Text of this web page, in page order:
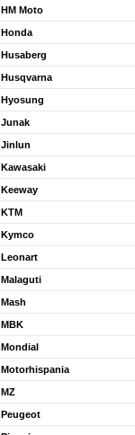
HM Moto
Honda
Husaberg
Husqvarna
Hyosung
Junak
Jinlun
Kawasaki
Keeway
KTM
Kymco
Leonart
Malaguti
Mash
MBK
Mondial
Motorhispania
MZ
Peugeot